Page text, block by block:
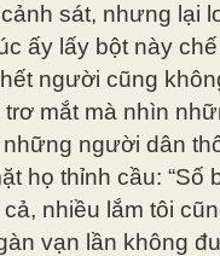
sát, nhưng lại
ấy lấy bột này
người cũng
mắt mà nhìn
người dân
họ thỉnh cầu: “Số
nhiều lắm tôi
vạn lần không